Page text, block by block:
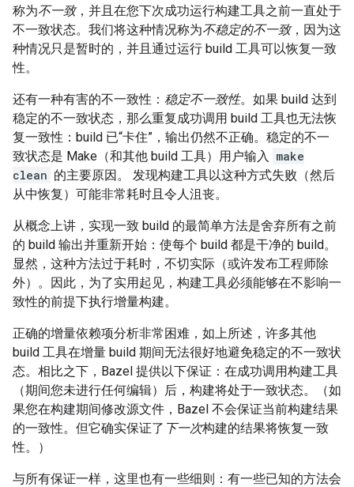
称为不一致，并且在您下次成功运行构建工具之前一直处于
不一致状态。我们将这种情况称为不稳定的不一致，因为这
种情况只是暂时的，并且通过运行 build 工具可以恢复一致
性。
还有一种有害的不一致性： 稳定不一致性。如果 build 达到
稳定的不一致状态，那么重复成功调用 build 工具也无法恢
复一致性：build 已“卡住”，输出仍然不正确。稳定的不一
致状态是 Make（和其他 build 工具）用户输入 make
clean 的主要原因。 发现构建工具以这种方式失败（然后
从中恢复）可能非常耗时且令人沮丧。
从概念上讲，实现一致 build 的最简单方法是舍弃所有之前
的 build 输出并重新开始：使每个 build 都是干净的 build。
显然，这种方法过于耗时，不切实际（或许发布工程师除
外）。因此，为了实用起见，构建工具必须能够在不影响一
致性的前提下执行增量构建。
正确的增量依赖项分析非常困难，如上所述，许多其他
build 工具在增量 build 期间无法很好地避免稳定的不一致状
态。相比之下，Bazel 提供以下保证：在成功调用构建工具
（期间您未进行任何编辑）后，构建将处于一致状态。（如
果您在构建期间修改源文件，Bazel 不会保证当前构建结果
的一致性。但它确实保证了 下一次构建的结果将恢复一致
性。）
与所有保证一样，这里也有一些细则：有一些已知的方法会